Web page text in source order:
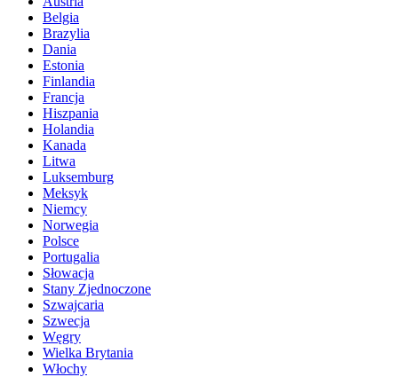
Belgia
Brazylia
Dania
Estonia
Finlandia
Francja
Hiszpania
Holandia
Kanada
Litwa
Luksemburg
Meksyk
Niemcy
Norwegia
Polsce
Portugalia
Słowacja
Stany Zjednoczone
Szwajcaria
Szwecja
Węgry
Wielka Brytania
Włochy